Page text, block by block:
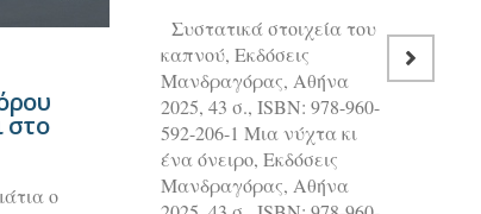
στο
ο
Συστατικά στοιχεία του
καπνού, Εκδόσεις
Μανδραγόρας, Αθήνα
2025, 43 σ., ISBN: 978-960-
592-206-1 Μια νύχτα κι
ένα όνειρο, Εκδόσεις
Μανδραγόρας, Αθήνα